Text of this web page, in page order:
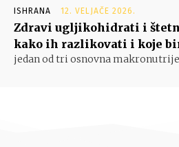
ISHRANA 12. VELJAČE 2026.
Zdravi ugljikohidrati i
kako ih razlikovati i koje
jedan od tri osnovna